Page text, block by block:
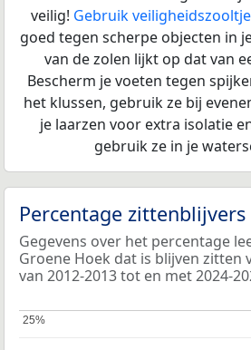
veilig! Gebruik
goed tegen scherpe objecten in
van de zolen lijkt op dat van
Bescherm je voeten tegen
het klussen, gebruik ze bij
je laarzen voor extra isolatie
gebruik ze in je
Percentage zittenblijvers
Gegevens over het percentage
Groene Hoek dat is blijven zitten
van 2012-2013 tot en met 2024-
25%
25%